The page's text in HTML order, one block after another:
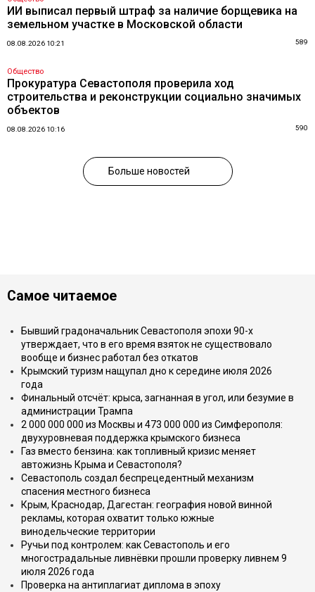
ИИ выписал первый штраф за наличие борщевика на
земельном участке в Московской области
08.08.2026 10:21 589
Общество
Прокуратура Севастополя проверила ход
строительства и реконструкции социально значимых
объектов
08.08.2026 10:16 590
Больше новостей
Самое читаемое
Бывший градоначальник Севастополя эпохи 90-х
утверждает, что в его время взяток не существовало
вообще и бизнес работал без откатов
Крымский туризм нащупал дно к середине июля 2026
года
Финальный отсчёт: крыса, загнанная в угол, или безумие в
администрации Трампа
2 000 000 000 из Москвы и 473 000 000 из Симферополя:
двухуровневая поддержка крымского бизнеса
Газ вместо бензина: как топливный кризис меняет
автожизнь Крыма и Севастополя?
Севастополь создал беспрецедентный механизм
спасения местного бизнеса
Крым, Краснодар, Дагестан: география новой винной
рекламы, которая охватит только южные
винодельческие территории
Ручьи под контролем: как Севастополь и его
многострадальные ливнёвки прошли проверку ливнем 9
июля 2026 года
Проверка на антиплагиат диплома в эпоху